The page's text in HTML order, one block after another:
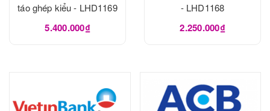
táo ghép kiểu - LHD1169
5.400.000₫
- LHD1168
2.250.000₫